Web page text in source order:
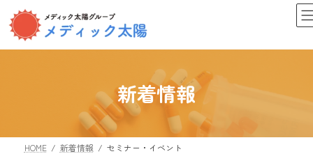
ン
ー
新着情報
HOME 新着情報 セミナー・イベント